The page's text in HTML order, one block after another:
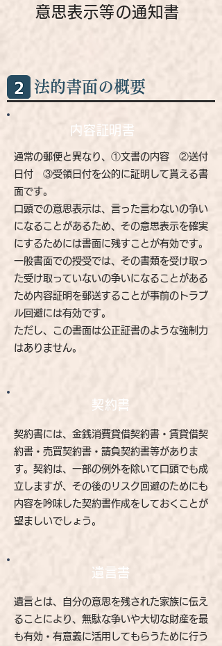
意思表示等の通知書
法的書面の概要
内容証明書
通常の郵便と異なり、①文書の内容 ②送付
日付 ③受領日付を公的に証明して貰える書
面です。
口頭での意思表示は、言った言わないの争い
になることがあるため、その意思表示を確実
にするためには書面に残すことが有効です。
一般書面での授受では、その書類を受け取っ
た受け取っていないの争いになることがある
ため内容証明を郵送することが事前のトラブ
ル回避には有効です。
ただし、この書面は公正証書のような強制力
はありません。
契約書
契約書には、金銭消費貸借契約書・賃貸借契
約書・売買契約書・請負契約書等がありま
す。契約は、一部の例外を除いて口頭でも成
立しますが、その後のリスク回避のためにも
内容を吟味した契約書作成をしておくことが
望ましいでしょう。
遺言書
遺言とは、自分の意思を残された家族に伝え
ることにより、無駄な争いや大切な財産を最
も有効・有意義に活用してもらうために行う